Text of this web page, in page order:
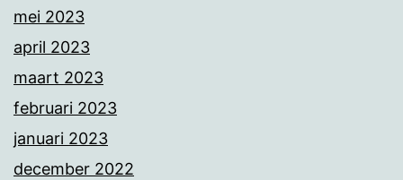
mei 2023
april 2023
maart 2023
februari 2023
januari 2023
december 2022